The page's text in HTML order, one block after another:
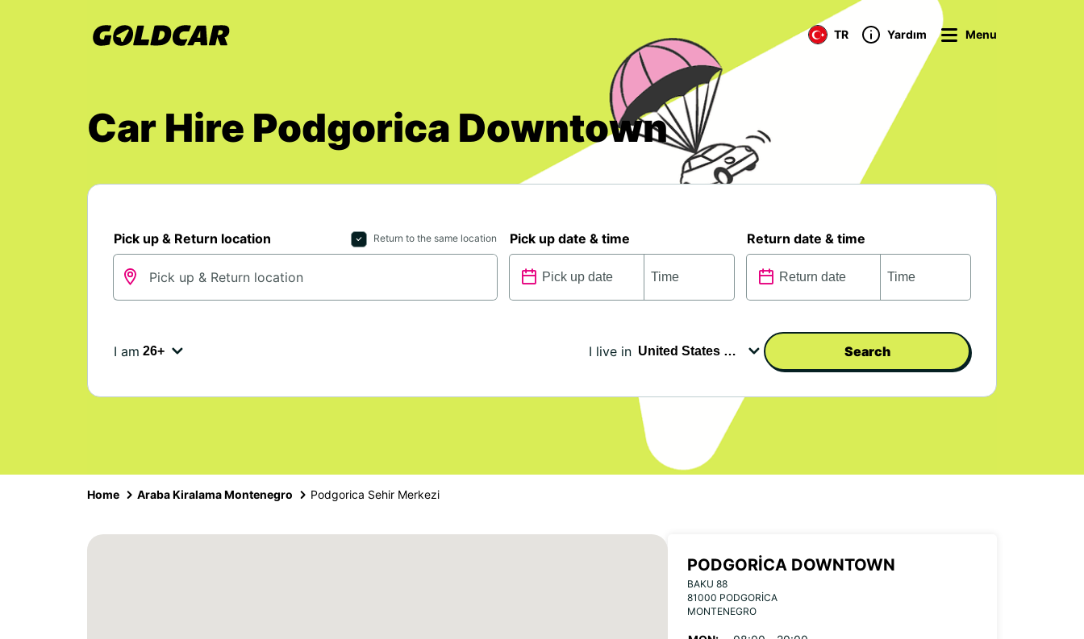
TR Yardım Menu
Car Hire Podgorica Downtown
Pick up & Return location Return to the same location Pick up date & time Return date & time
I am I live in Search
Home Araba Kiralama Montenegro Podgorica Sehir Merkezi
PODGORICA DOWNTOWN
BAKU 88
81000 PODGORICA
MONTENEGRO